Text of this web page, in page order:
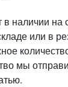
в наличии на
или в
мы